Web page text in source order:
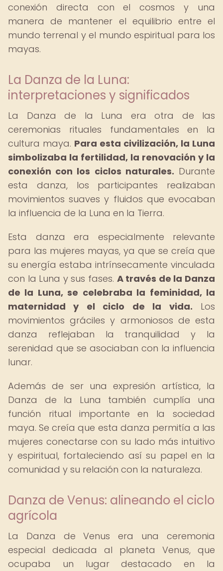
conexión directa con el cosmos y una
manera de mantener el equilibrio entre el
mundo terrenal y el mundo espiritual para los
mayas.
La Danza de la Luna:
interpretaciones y significados
La Danza de la Luna era otra de las
ceremonias rituales fundamentales en la
cultura maya. Para esta civilización, la Luna
simbolizaba la fertilidad, la renovación y la
conexión con los ciclos naturales. Durante
esta danza, los participantes realizaban
movimientos suaves y fluidos que evocaban
la influencia de la Luna en la Tierra.
Esta danza era especialmente relevante
para las mujeres mayas, ya que se creía que
su energía estaba intrínsecamente vinculada
con la Luna y sus fases. A través de la Danza
de la Luna, se celebraba la feminidad, la
maternidad y el ciclo de la vida. Los
movimientos gráciles y armoniosos de esta
danza reflejaban la tranquilidad y la
serenidad que se asociaban con la influencia
lunar.
Además de ser una expresión artística, la
Danza de la Luna también cumplía una
función ritual importante en la sociedad
maya. Se creía que esta danza permitía a las
mujeres conectarse con su lado más intuitivo
y espiritual, fortaleciendo así su papel en la
comunidad y su relación con la naturaleza.
Danza de Venus: alineando el ciclo
agrícola
La Danza de Venus era una ceremonia
especial dedicada al planeta Venus, que
ocupaba un lugar destacado en la